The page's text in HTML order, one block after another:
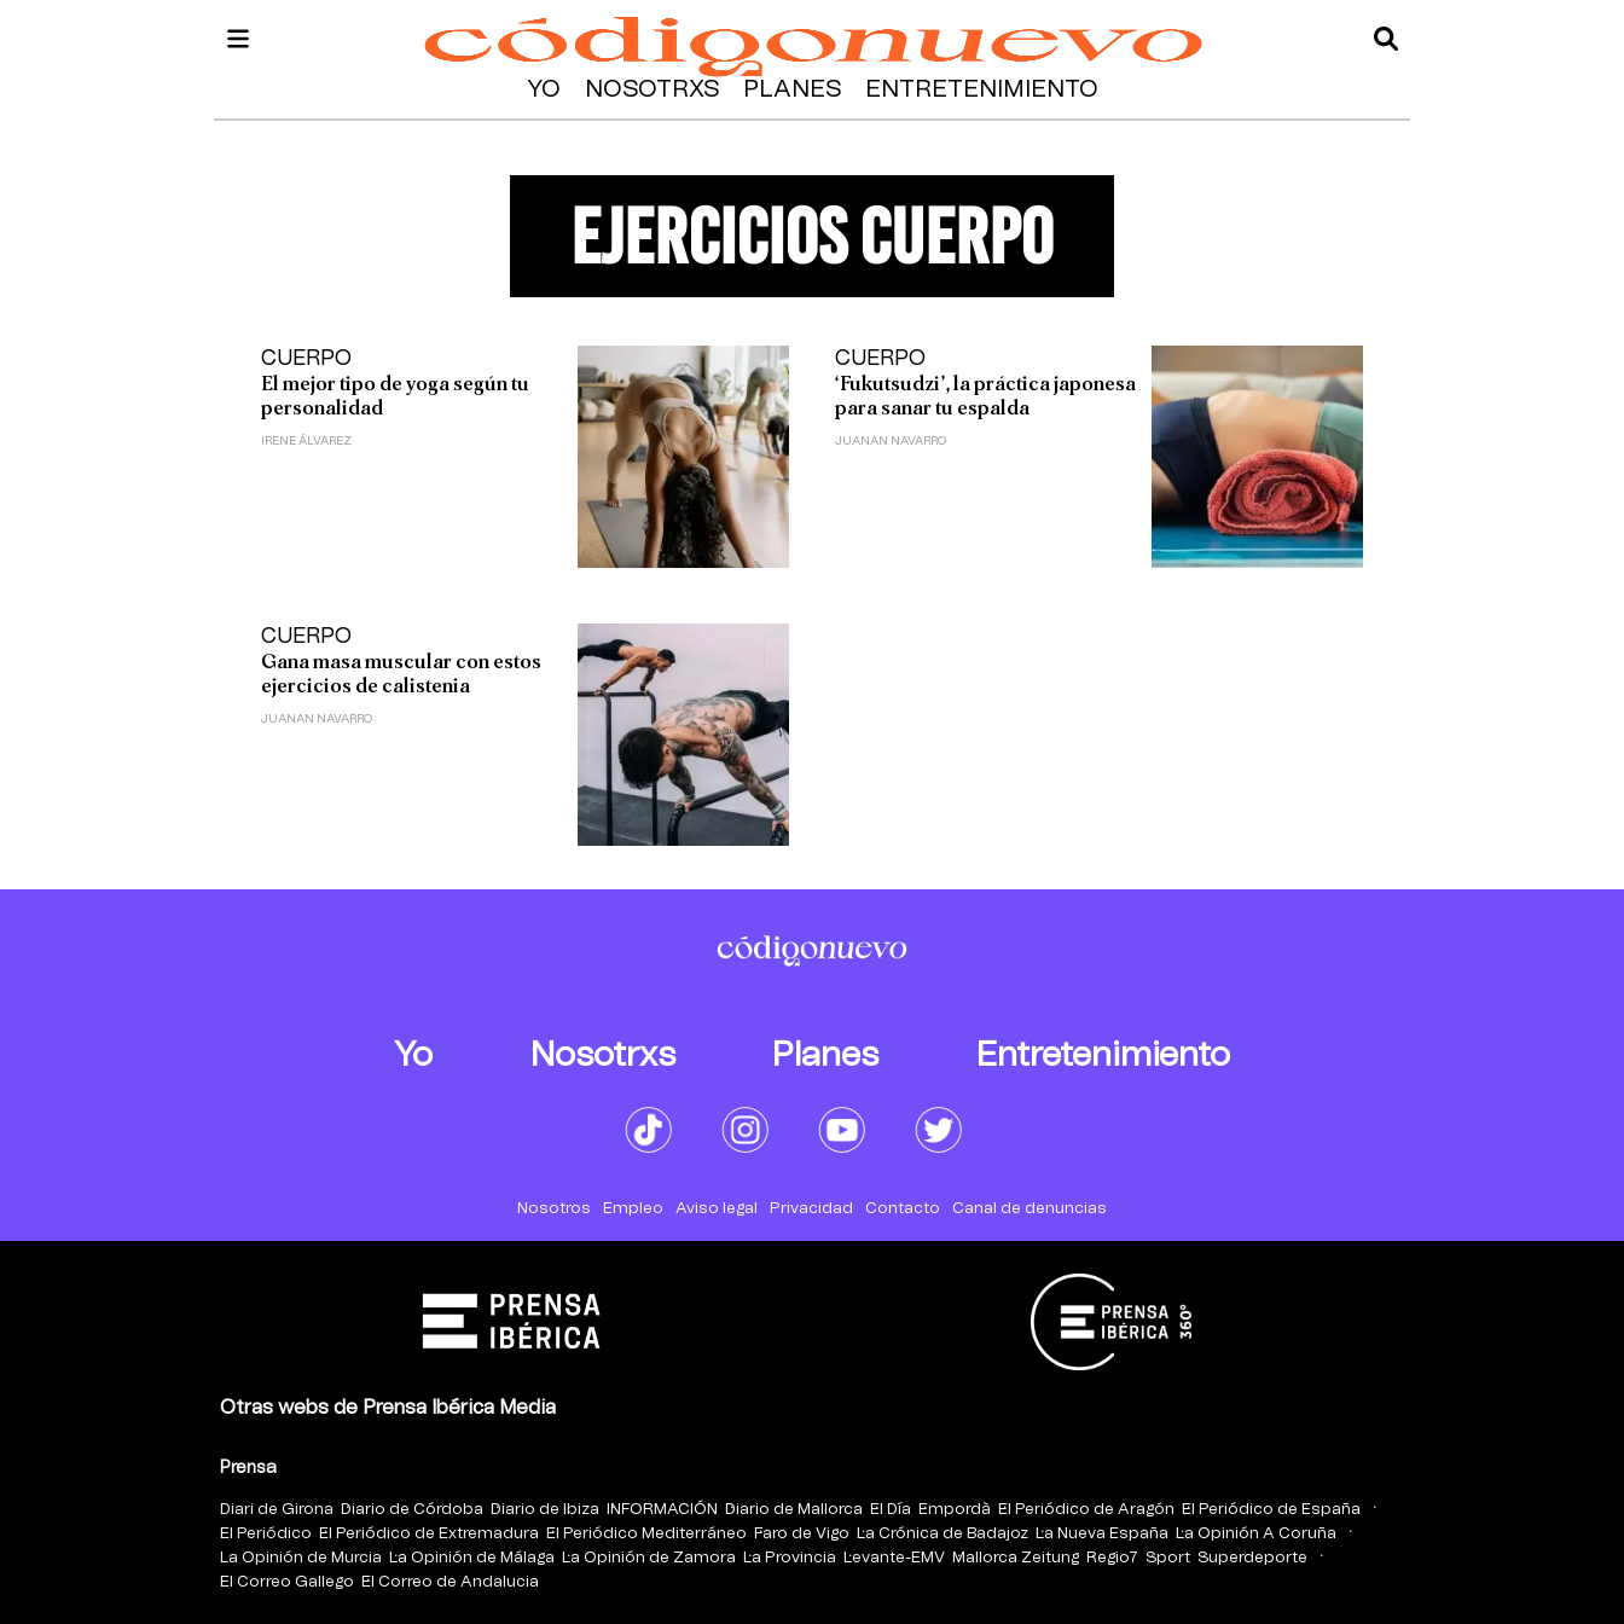
YO NOSOTRXS PLANES ENTRETENIMIENTO
ejercicios cuerpo
CUERPO
El mejor tipo de yoga según tu
personalidad
IRENE ÁLVAREZ
CUERPO
‘Fukutsudzi’, la práctica japonesa
para sanar tu espalda
JUANAN NAVARRO
CUERPO
Gana masa muscular con estos
ejercicios de calistenia
JUANAN NAVARRO
Yo Nosotrxs Planes Entretenimiento
Nosotros Empleo Aviso legal Privacidad Contacto Canal de denuncias
Otras webs de Prensa Ibérica Media
Prensa
Diari de Girona Diario de Córdoba Diario de Ibiza INFORMACIÓN Diario de Mallorca El Día Empordà El Periódico de Aragón
El Periódico de España
El Periódico
El Periódico de Extremadura El Periódico Mediterráneo Faro de Vigo La Crónica de Badajoz La Nueva España
La Opinión A Coruña
La Opinión de Murcia
La Opinión de Málaga La Opinión de Zamora La Provincia Levante-EMV Mallorca Zeitung Regio7 Sport Superdeporte
El Correo Gallego
El Correo de Andalucia